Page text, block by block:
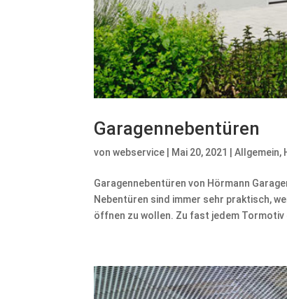
Garagennebentüren
vonwebservice Mai 20, 2021 |Allgemein,
Garagennebentüren von Hörmann
Nebentüren sind immer sehr praktisch,
öffnen zu wollen. Zu fast jedem Tormotiv